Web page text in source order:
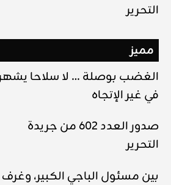
التحرير
مميز
الغضب بوصلة … لا سلاحا
في غير الإتجاه
صدور العدد 602 من جريدة
التحرير
بين مسئول الباجي الكبير، وغرف